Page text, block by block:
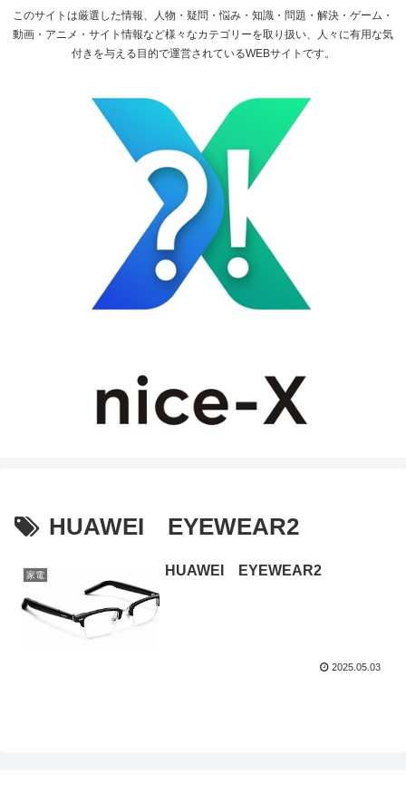
このサイトは厳選した情報、人物・疑問・悩み・知識・問題・解決・ゲーム・
動画・アニメ・サイト情報など様々なカテゴリーを取り扱い、人々に有用な気
付きを与える目的で運営されているWEBサイトです。
HUAWEI EYEWEAR2
家電 HUAWEI EYEWEAR2
2025.05.03